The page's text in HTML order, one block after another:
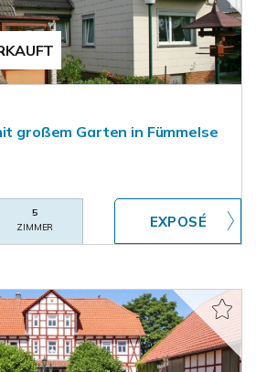
großem Garten in Fümmelse
5
ZIMMER